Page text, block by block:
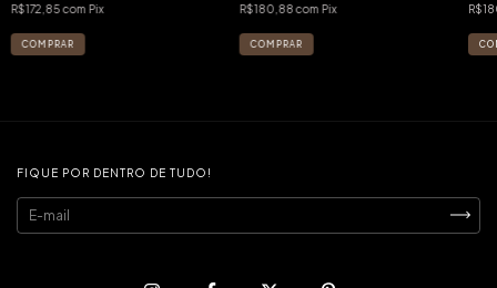
R$172,85com Pix R$180,88com Pix
FIQUE POR DENTRO DE TUDO!